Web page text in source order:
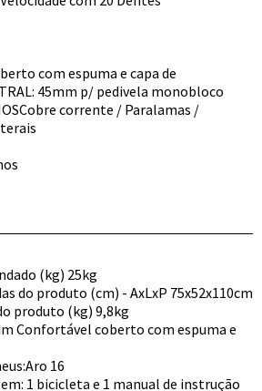
com espuma e capa de
45mm p/ pedivela monobloco
corrente / Paralamas /
(kg) 25kg
do produto (cm) - AxLxP 75x52x110cm
produto (kg) 9,8kg
Confortável coberto com espuma e
16
1 bicicleta e 1 manual de instrução